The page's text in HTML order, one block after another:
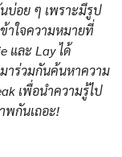
บ่อย ๆ เพราะมีรูป
าใจความหมายที่
และ Lay ได้
มาร่วมกันค้นหาความ
เพื่อนำความรู้ไป
พกันเถอะ!